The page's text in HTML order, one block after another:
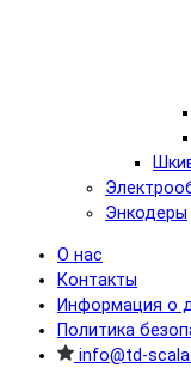
Энкодеры
О нас
Контакты
Информация о
Политика
info@td-